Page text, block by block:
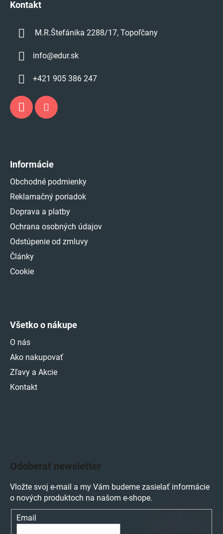
Kontakt
M.R.Štefánika 2288/17, Topoľčany
info@edur.sk
+421 905 386 247
Informácie
Obchodné podmienky
Reklamačný poriadok
Doprava a platby
Ochrana osobných údajov
Odstúpenie od zmluvy
Články
Cookie
Všetko o nákupe
O nás
Ako nakupovať
Zľavy a Akcie
Kontakt
Odoberať newsletter
Vložte svoj e-mail a my Vám budeme zasielať informácie
o nových produktoch na našom e-shope.
Email